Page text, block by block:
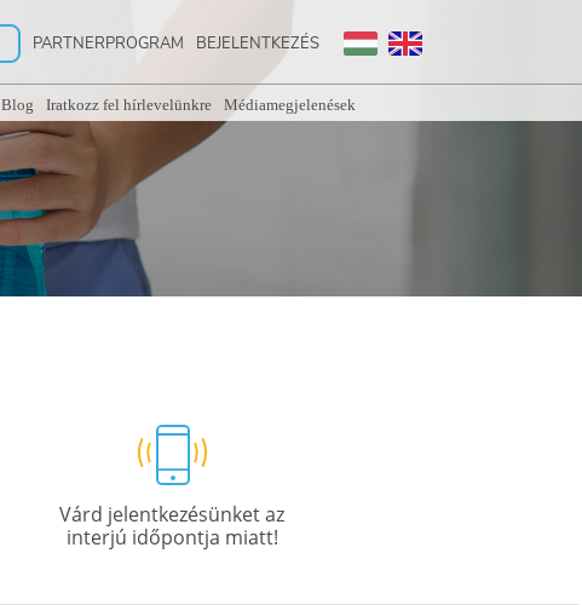
PARTNERPROGRAM BEJELENTKEZÉS
Blog Iratkozz fel hírlevelünkre Médiamegjelenések
Várd jelentkezésünket az
interjú időpontja miatt!